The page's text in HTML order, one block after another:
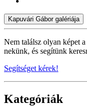
Kapuvári Gábor galériája
Nem találsz olyan képet
nekünk, és segítünk
Segítséget kérek!
Kategóriák